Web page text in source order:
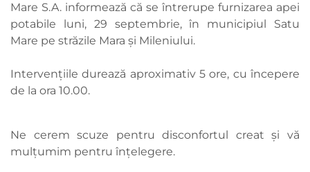
Mare S.A. informează că se întrerupe furnizarea apei
potabile luni, 29 septembrie, în municipiul Satu
Mare pe străzile Mara și Mileniului.
Intervențiile durează aproximativ 5 ore, cu începere
de la ora 10.00.
Ne cerem scuze pentru disconfortul creat și vă
mulțumim pentru înțelegere.